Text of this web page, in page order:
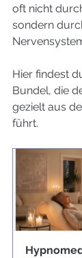
oft nicht
sondern
Hier findest
Bundel, die
gezielt aus
führt.